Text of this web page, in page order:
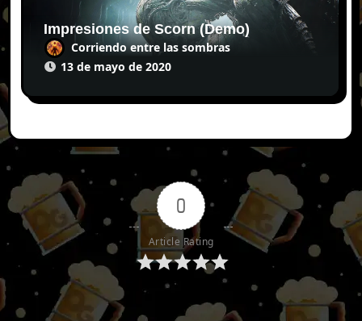
Impresiones de Scorn (Demo)
Corriendo entre las sombras
13 de mayo de 2020
0
Article Rating